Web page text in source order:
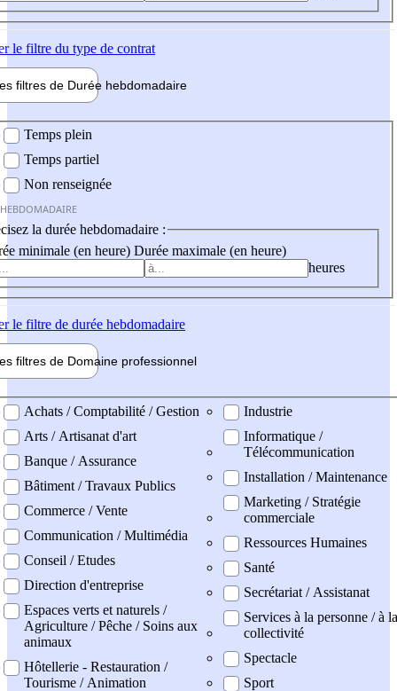
le filtre du type de contrat
filtres de Durée hebdomadaire
Temps plein
Temps partiel
Non renseignée
la durée hebdomadaire :
minimale (en heure) Durée maximale (en heure)
heures
le filtre de durée hebdomadaire
filtres de Domaine professionnel
professionel
Achats / Comptabilité / Gestion
Arts / Artisanat d'art
Banque / Assurance
Bâtiment / Travaux Publics
Commerce / Vente
Communication / Multimédia
Conseil / Etudes
Direction d'entreprise
Espaces verts et naturels /
Agriculture / Pêche / Soins aux
animaux
Hôtellerie - Restauration /
Tourisme / Animation
Industrie
Informatique /
Télécommunication
Installation / Maintenance
Marketing / Stratégie
commerciale
Ressources Humaines
Santé
Secrétariat / Assistanat
Services à la personne / à la
collectivité
Spectacle
Sport